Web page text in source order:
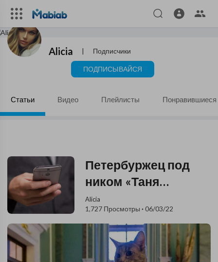
Alicia | Подписчики
ПОДПИСЫВАЙСЯ
Статьи Видео Плейлисты Понравившиеся
Петербуржец под
ником «Таня
Набокова»
развращал детей
Alicia
1,727 Просмотры ·06/03/22